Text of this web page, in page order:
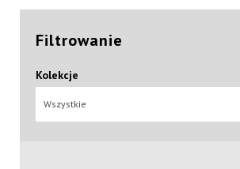
Filtrowanie
Kolekcje
Wszystkie